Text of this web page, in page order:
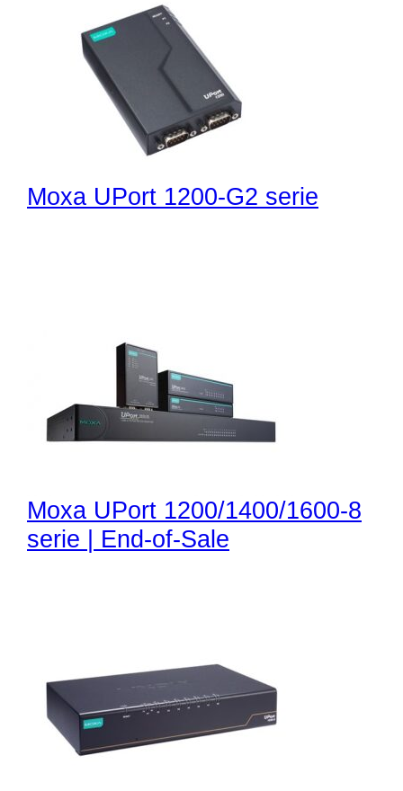
Moxa UPort 1200-G2 serie
Moxa UPort 1200/1400/1600-8
serie | End-of-Sale